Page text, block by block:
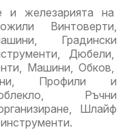
и железарията на
Винтоверти,
Градински
Дюбели,
Машини, Обков,
Профили и
Ръчни
Шлайф